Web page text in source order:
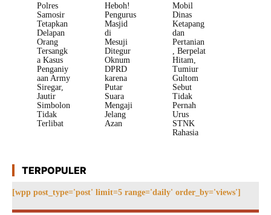
Polres
Samosir
Tetapkan
Delapan
Orang
Tersangk
a Kasus
Penganiy
aan Army
Siregar,
Jautir
Simbolon
Tidak
Terlibat
Heboh!
Pengurus
Masjid
di
Mesuji
Ditegur
Oknum
DPRD
karena
Putar
Suara
Mengaji
Jelang
Azan
Mobil
Dinas
Ketapang
dan
Pertanian
, Berpelat
Hitam,
Tumiur
Gultom
Sebut
Tidak
Pernah
Urus
STNK
Rahasia
TERPOPULER
[wpp post_type='post' limit=5 range='daily' order_by='views']